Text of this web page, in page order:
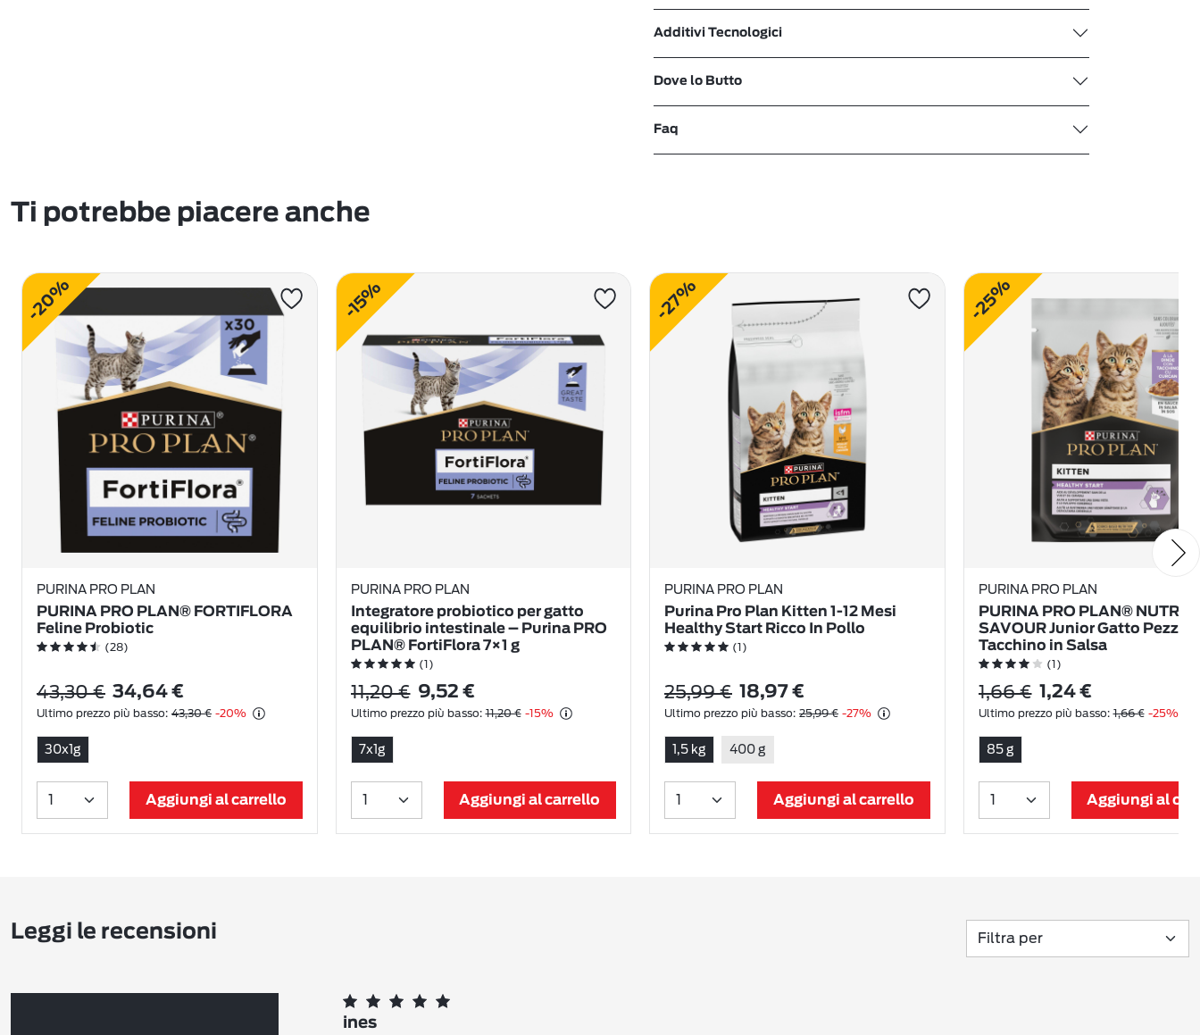
Additivi Tecnologici
Dove lo Butto
Faq
Ti potrebbe piacere anche
-20%
PURINA PRO PLAN
PURINA PRO PLAN® FORTIFLORA
Feline Probiotic
(28)
43,30 € 34,64 €
Ultimo prezzo più basso: 43,30 € -20%
30x1g
Aggiungi al carrello
-15%
PURINA PRO PLAN
Integratore probiotico per gatto
equilibrio intestinale – Purina PRO
PLAN® FortiFlora 7×1 g
(1)
11,20 € 9,52 €
Ultimo prezzo più basso: 11,20 € -15%
7x1g
Aggiungi al carrello
-27%
PURINA PRO PLAN
Purina Pro Plan Kitten 1-12 Mesi
Healthy Start Ricco In Pollo
(1)
25,99 € 18,97 €
Ultimo prezzo più basso: 25,99 € -27%
1,5 kg 400 g
Aggiungi al carrello
-25%
PURINA PRO PLAN
PURINA PRO PLAN® NUTRI
SAVOUR Junior Gatto
Tacchino in Salsa
(1)
1,66 € 1,24 €
Ultimo prezzo più basso: 1,66 € -25%
85 g
Aggiungi al
Leggi le recensioni
ines